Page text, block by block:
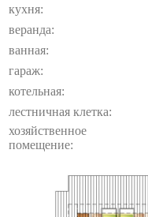
кухня:
веранда:
ванная:
гараж:
котельная:
лестничная клетка:
хозяйственное
помещение: